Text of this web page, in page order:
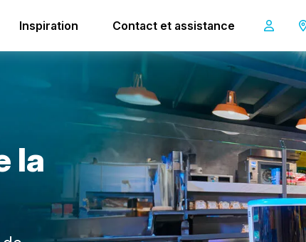
Inspiration Contact et assistance
co-botic 45
la